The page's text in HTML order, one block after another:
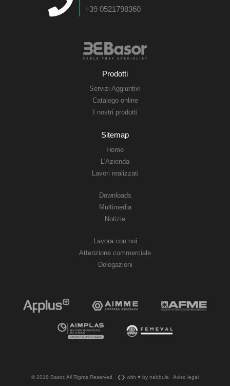
+39 0521798360
Prodotti
Servizi Aggiuntivi
Catalogo online
I nostri prodotti
Sitemap
Home
L'Azienda
Lavori realizzati
Downloads
Multimedia
Notizie
Lavora con noi
Attenzione commerciale
Delegazioni
© 2018 Basor. All Rights Reserved · ❮❯ with ♥︎ by nebbula · Aviso legal